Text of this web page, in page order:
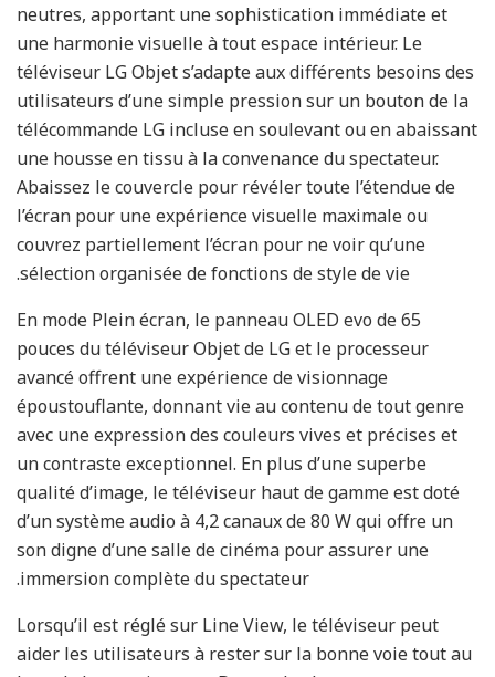
neutres, apportant une sophistication immédiate et
une harmonie visuelle à tout espace intérieur. Le
téléviseur LG Objet s’adapte aux différents besoins des
utilisateurs d’une simple pression sur un bouton de la
télécommande LG incluse en soulevant ou en abaissant
une housse en tissu à la convenance du spectateur.
Abaissez le couvercle pour révéler toute l’étendue de
l’écran pour une expérience visuelle maximale ou
couvrez partiellement l’écran pour ne voir qu’une
sélection organisée de fonctions de style de vie.
En mode Plein écran, le panneau OLED evo de 65
pouces du téléviseur Objet de LG et le processeur
avancé offrent une expérience de visionnage
époustouflante, donnant vie au contenu de tout genre
avec une expression des couleurs vives et précises et
un contraste exceptionnel. En plus d’une superbe
qualité d’image, le téléviseur haut de gamme est doté
d’un système audio à 4,2 canaux de 80 W qui offre un
son digne d’une salle de cinéma pour assurer une
immersion complète du spectateur.
Lorsqu’il est réglé sur Line View, le téléviseur peut
aider les utilisateurs à rester sur la bonne voie tout au